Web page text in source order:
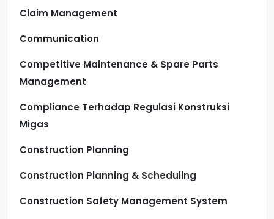
Claim Management
Communication
Competitive Maintenance & Spare Parts
Management
Compliance Terhadap Regulasi Konstruksi
Migas
Construction Planning
Construction Planning & Scheduling
Construction Safety Management System